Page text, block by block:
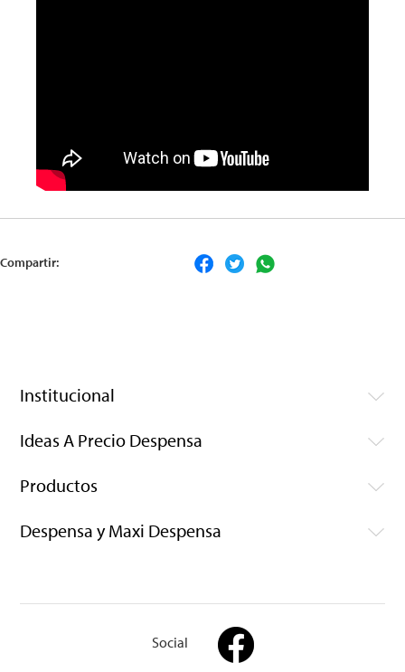
Compartir:
Institucional
Ideas A Precio Despensa
Productos
Despensa y Maxi Despensa
Social